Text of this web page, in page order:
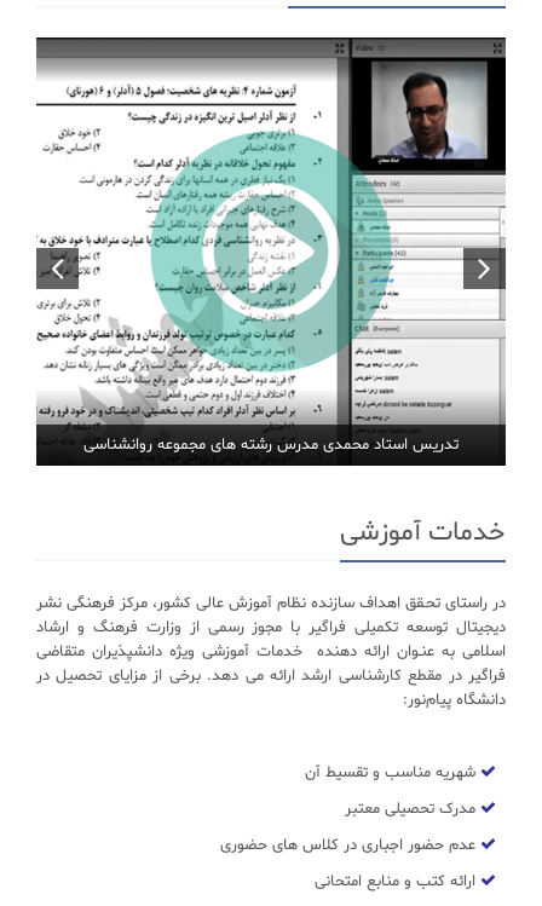
تدریس استاد محمدی مدرس رشته های مجموعه روانشناسی
خدمات آموزشی
در راستای تحـقق اهداف سازنده نظام آموزش عالی کشور، مرکز فرهنگی نشر
دیجیتال توسعه تکمیلی فراگیر با مجوز رسمی از وزارت فرهنگ و ارشاد
اسلامی به عنـوان ارائه دهنده خدمات آموزشی ویژه دانشپذیران متقاضی
فراگیر در مقطع کارشناسی ارشد ارائه می دهد. برخی از مزایای تحصیل در
دانشگاه پیام‌نور:
شهریه مناسب و تقسیط آن
مدرک تحصیلی معتبر
عدم حضور اجباری در کلاس های حضوری
ارائه کتب و منابع امتحانی